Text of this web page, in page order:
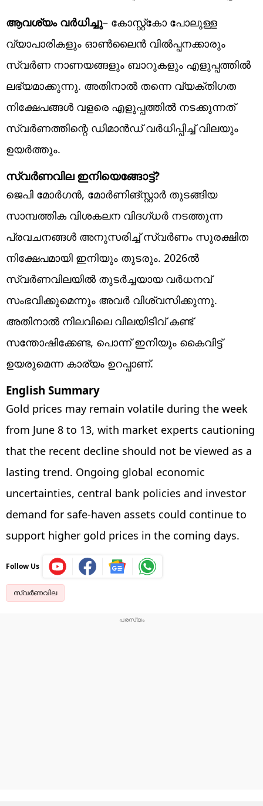
ആവശ്യം വര്‍ധിച്ചു– കോസ്റ്റ്‌കോ പോലുള്ള
വ്യാപാരികളും ഓണ്‍ലൈന്‍ വില്‍പ്പനക്കാരും
സ്വര്‍ണ നാണയങ്ങളും ബാറുകളും എളുപ്പത്തില്‍
ലഭ്യമാക്കുന്നു. അതിനാല്‍ തന്നെ വ്യക്തിഗത
നിക്ഷേപങ്ങള്‍ വളരെ എളുപ്പത്തില്‍ നടക്കുന്നത്
സ്വര്‍ണത്തിന്റെ ഡിമാന്‍ഡ് വര്‍ധിപ്പിച്ച് വിലയും
ഉയര്‍ത്തും.
സ്വര്‍ണവില ഇനിയെങ്ങോട്ട്?
ജെപി മോര്‍ഗന്‍, മോര്‍ണിങ്‌സ്റ്റാര്‍ തുടങ്ങിയ
സാമ്പത്തിക വിശകലന വിദഗ്ധര്‍ നടത്തുന്ന
പ്രവചനങ്ങള്‍ അനുസരിച്ച് സ്വര്‍ണം സുരക്ഷിത
നിക്ഷേപമായി ഇനിയും തുടരും. 2026ല്‍
സ്വര്‍ണവിലയില്‍ തുടര്‍ച്ചയായ വര്‍ധനവ്
സംഭവിക്കുമെന്നും അവര്‍ വിശ്വസിക്കുന്നു.
അതിനാല്‍ നിലവിലെ വിലയിടിവ് കണ്ട്
സന്തോഷിക്കേണ്ട, പൊന്ന് ഇനിയും കൈവിട്ട്
ഉയരുമെന്ന കാര്യം ഉറപ്പാണ്.
English Summary
Gold prices may remain volatile during the week
from June 8 to 13, with market experts cautioning
that the recent decline should not be viewed as a
lasting trend. Ongoing global economic
uncertainties, central bank policies and investor
demand for safe-haven assets could continue to
support higher gold prices in the coming days.
Follow Us
സ്വർണവില